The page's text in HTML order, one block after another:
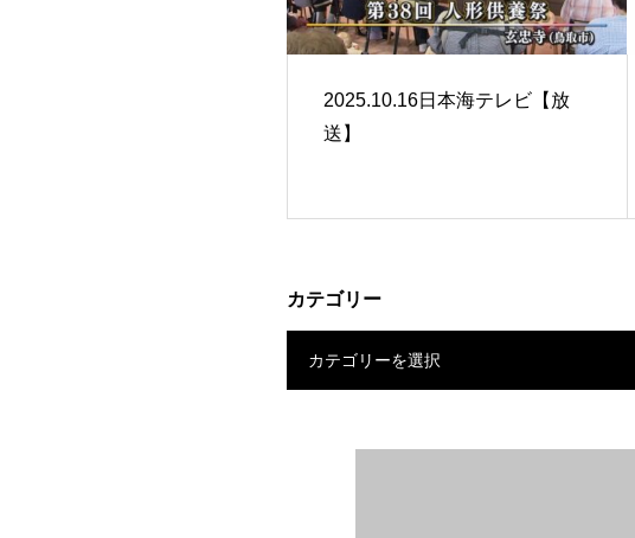
2025.10.16日本海テレビ【放
送】
カテゴリー
カテゴリーを選択